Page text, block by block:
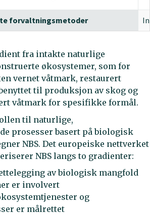
forvaltningsmetoder
fra intakte naturlige
økosystemer, som for
vernet våtmark, restaurert
til produksjon av skog og
våtmark for spesifikke formål.
til naturlige,
prosesser basert på biologisk
NBS. Det europeiske nettverket
NBS langs to gradienter:
av biologisk mangfold
er involvert
og
er målrettet